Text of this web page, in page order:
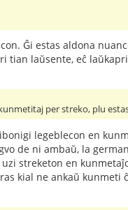
Ĝi estas aldona
tian laŭsente, eĉ
per streko, plu
legeblecon en
de ni ambaŭ, la
streketon en
kial ne ankaŭ kunmeti